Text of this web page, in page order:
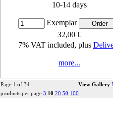
10-14 days
Exemplar
32,00 €
7% VAT included, plus
more...
Page 1 of 34 View Gallery
products per page 3 10 20 50 100